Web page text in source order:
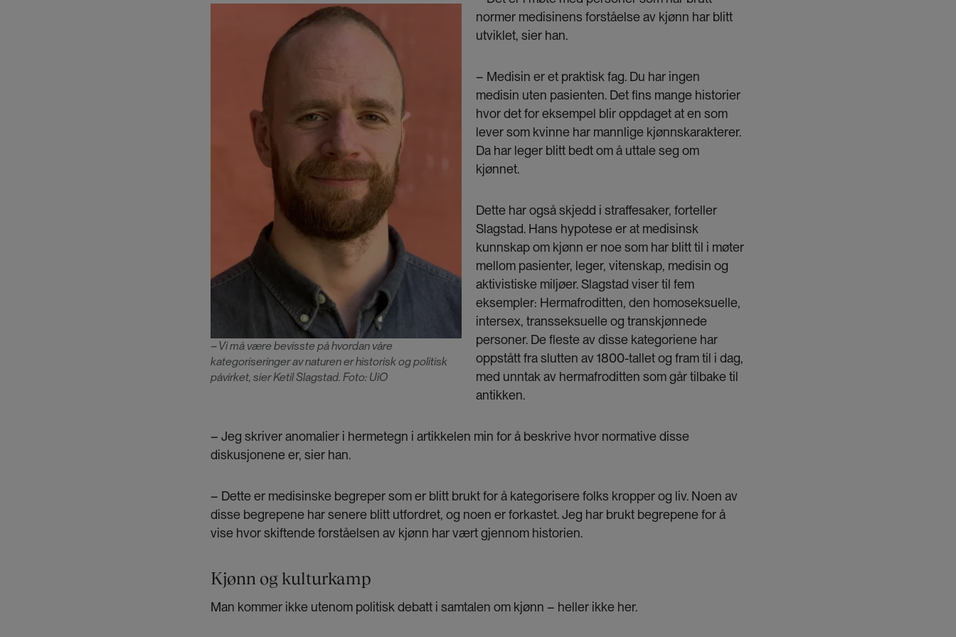
– Vi må være bevisste på hvordan våre
kategoriseringer av naturen er historisk og politisk
påvirket, sier Ketil Slagstad. Foto: UiO
normer medisinens forståelse av kjønn har blitt
utviklet, sier han.
– Medisin er et praktisk fag. Du har ingen
medisin uten pasienten. Det fins mange historier
hvor det for eksempel blir oppdaget at en som
lever som kvinne har mannlige kjønnskarakterer.
Da har leger blitt bedt om å uttale seg om
kjønnet.
Dette har også skjedd i straffesaker, forteller
Slagstad. Hans hypotese er at medisinsk
kunnskap om kjønn er noe som har blitt til i møter
mellom pasienter, leger, vitenskap, medisin og
aktivistiske miljøer. Slagstad viser til fem
eksempler: Hermafroditten, den homoseksuelle,
intersex, transseksuelle og transkjønnede
personer. De fleste av disse kategoriene har
oppstått fra slutten av 1800-tallet og fram til i dag,
med unntak av hermafroditten som går tilbake til
antikken.
– Jeg skriver anomalier i hermetegn i artikkelen min for å beskrive hvor normative disse
diskusjonene er, sier han.
– Dette er medisinske begreper som er blitt brukt for å kategorisere folks kropper og liv. Noen av
disse begrepene har senere blitt utfordret, og noen er forkastet. Jeg har brukt begrepene for å
vise hvor skiftende forståelsen av kjønn har vært gjennom historien.
Kjønn og kulturkamp
Man kommer ikke utenom politisk debatt i samtalen om kjønn – heller ikke her.